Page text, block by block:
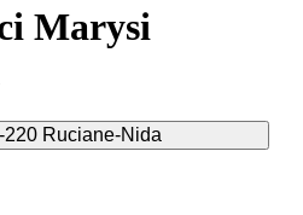
Marysi
220 Ruciane-Nida